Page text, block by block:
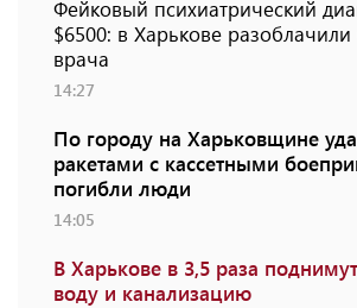
Фейковый психиатрический
$6500: в Харькове
врача
14:27
По городу на Харьковщине
ракетами с кассетными
погибли люди
14:05
В Харькове в 3,5 раза
воду и канализацию